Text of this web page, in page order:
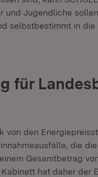
und Jugendliche
selbstbestimmt in die
für
neuem Fenster)
von den
die
Gesamtbetrag
hat daher der